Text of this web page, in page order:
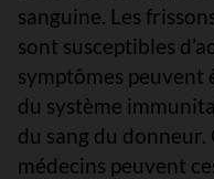
sanguine. Les
sont susceptibles
symptômes peuvent
du système
du sang du donneur.
médecins peuvent